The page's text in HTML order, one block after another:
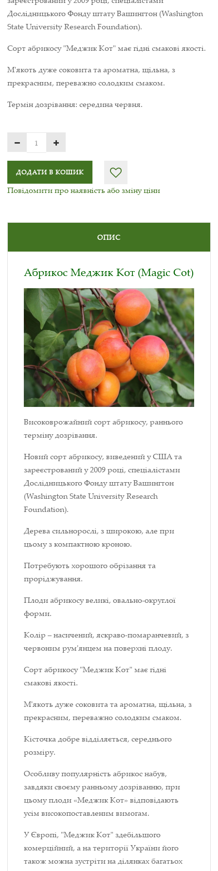
Дослідницького Фонду штату Вашингтон (Washington
State University Research Foundation).
Сорт абрикосу "Меджик Кот" має гідні смакові якості.
М'якоть дуже соковита та ароматна, щільна, з
прекрасним, переважно солодким смаком.
Термін дозрівання: середина червня.
ДОДАТИ В КОШИК
Повідомити про наявність або зміну ціни
ОПИС
Абрикос Меджик Кот (Magic Cot)
Високоврожайний сорт абрикосу, раннього
терміну дозрівання.
Новий сорт абрикосу, виведений у США та
зареєстрований у 2009 році, спеціалістами
Дослідницького Фонду штату Вашингтон
(Washington State University Research
Foundation).
Дерева сильнорослі, з широкою, але при
цьому з компактною кроною.
Потребують хорошого обрізання та
проріджування.
Плоди абрикосу великі, овально-округлої
форми.
Колір – насичений, яскраво-помаранчевий, з
червоним рум'янцем на поверхні плоду.
Сорт абрикосу "Меджик Кот" має гідні
смакові якості.
М'якоть дуже соковита та ароматна, щільна, з
прекрасним, переважно солодким смаком.
Кісточка добре відділяється, середнього
розміру.
Особливу популярність абрикос набув,
завдяки своєму ранньому дозріванню, при
цьому плоди «Меджик Кот» відповідають
усім високопоставленим вимогам.
У Європі, "Меджик Кот" здебільшого
комерційний, а на території України його
також можна зустріти на ділянках багатьох